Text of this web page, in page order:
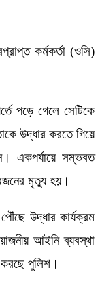
কর্মকর্তা (ওসি)
পড়ে গেলে সেটিকে
উদ্ধার করতে গিয়ে
একপর্যায়ে সম্ভবত
মৃত্যু হয়।
পৌঁছে উদ্ধার কার্যক্রম
আইনি ব্যবস্থা
পুলিশ।